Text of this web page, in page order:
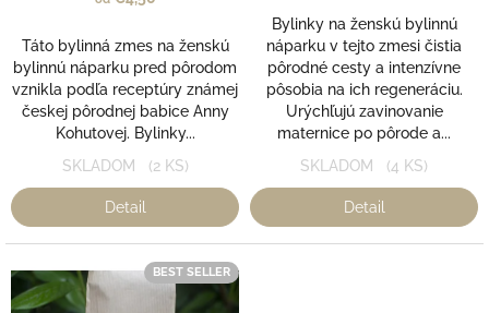
Táto bylinná zmes na ženskú
bylinnú náparku pred pôrodom
vznikla podľa receptúry známej
českej pôrodnej babice Anny
Kohutovej. Bylinky...
SKLADOM (2 KS)
Detail
Bylinky na ženskú bylinnú
náparku v tejto zmesi čistia
pôrodné cesty a intenzívne
pôsobia na ich regeneráciu.
Urýchľujú zavinovanie
maternice po pôrode a...
SKLADOM (4 KS)
Detail
BEST SELLER